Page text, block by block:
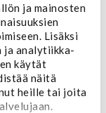
ja mainosten
Lisäksi
ja analytiikka-
käytät
näitä
heille tai joita
1/4
16"-20 pitkä